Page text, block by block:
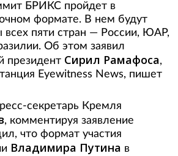
БРИКС пройдет в
формате. В нем будут
всех пяти стран — России, ЮАР,
Об этом заявил
президент Сирил Рамафоса,
Eyewitness News, пишет
секретарь Кремля
, комментируя заявление
что формат участия
Владимира Путина в